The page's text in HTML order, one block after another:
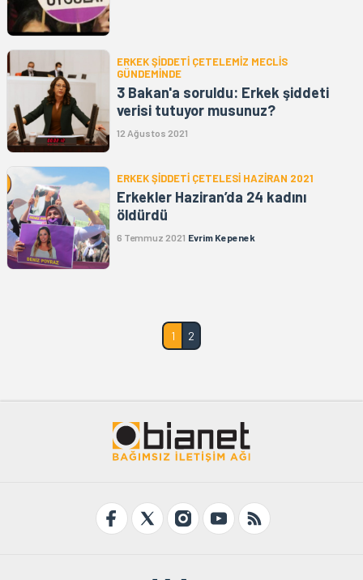
ERKEK ŞİDDETİ ÇETELEMİZ MECLİS
GÜNDEMİNDE
3 Bakan'a soruldu: Erkek şiddeti
verisi tutuyor musunuz?
12 Ağustos 2021
ERKEK ŞİDDETİ ÇETELESİ HAZİRAN 2021
Erkekler Haziran’da 24 kadını
öldürdü
6 Temmuz 2021 Evrim Kepenek
1 2